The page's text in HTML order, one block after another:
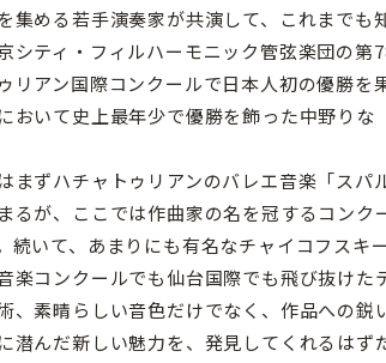
集める若手演奏家が共演して、これまでも
シティ・フィルハーモニック管弦楽団の
リアン国際コンクールで日本人初の優勝
おいて史上最年少で優勝を飾った中野りな
まずハチャトゥリアンのバレエ音楽「スパ
るが、ここでは作曲家の名を冠するコン
続いて、あまりにも有名なチャイコフス
楽コンクールでも仙台国際でも飛び抜けた
、素晴らしい音色だけでなく、作品への
潜んだ新しい魅力を、発見してくれるはず